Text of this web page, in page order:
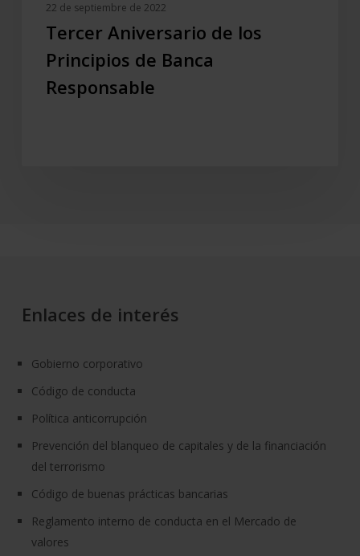
22 de septiembre de 2022
Tercer Aniversario de los
Principios de Banca
Responsable
Enlaces de interés
Gobierno corporativo
Código de conducta
Política anticorrupción
Prevención del blanqueo de capitales y de la financiación
del terrorismo
Código de buenas prácticas bancarias
Reglamento interno de conducta en el Mercado de
valores